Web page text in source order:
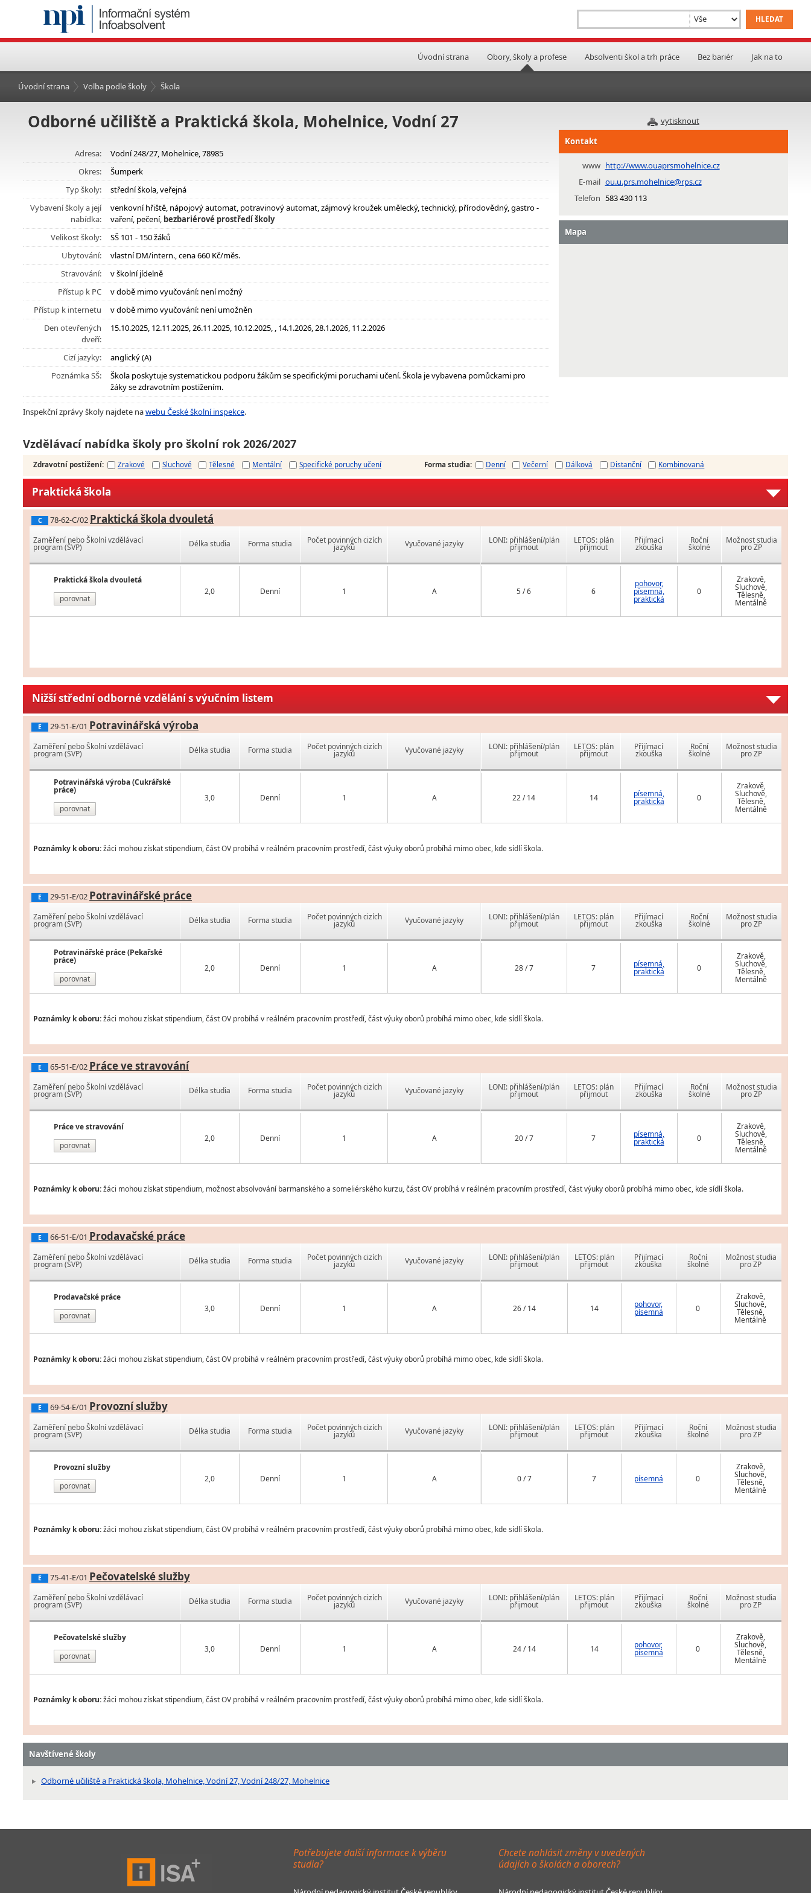
Úvodní strana Obory, školy a profese Absolventi škol a trh práce Bez bariér Jak na to
Úvodní strana Volba podle školy Škola
vytisknout
Odborné učiliště a Praktická škola, Mohelnice, Vodní 27
Adresa:
Vodní 248/27, Mohelnice, 78985
Okres:
Šumperk
Typ školy:
střední škola, veřejná
Vybavení školy a její
nabídka:
venkovní hřiště, nápojový automat, potravinový automat, zájmový kroužek umělecký, technický, přírodovědný, gastro -
vaření, pečení, bezbariérové prostředí školy
Velikost školy:
SŠ 101 - 150 žáků
Ubytování:
vlastní DM/intern., cena 660 Kč/měs.
Stravování:
v školní jídelně
Přístup k PC
v době mimo vyučování: není možný
Přístup k internetu
v době mimo vyučování: není umožněn
Den otevřených
dveří:
15.10.2025, 12.11.2025, 26.11.2025, 10.12.2025, , 14.1.2026, 28.1.2026, 11.2.2026
Cizí jazyky:
anglický (A)
Poznámka SŠ:
Škola poskytuje systematickou podporu žákům se specifickými poruchami učení. Škola je vybavena pomůckami pro
žáky se zdravotním postižením.
Inspekční zprávy školy najdete nawebu České školní inspekce.
Kontakt
www http://www.ouaprsmohelnice.cz
E-mail ou.u.prs.mohelnice@rps.cz
Telefon 583 430 113
Mapa
Vzdělávací nabídka školy pro školní rok 2026/2027
Zdravotní postižení: Zrakové Sluchové Tělesné Mentální Specifické poruchy učení Forma studia: Denní Večerní Dálková Distanční Kombinovaná
Praktická škola
C 78-62-C/02 Praktická škola dvouletá
Zaměření nebo Školní vzdělávací
program (ŠVP)
Praktická škola dvouletá
porovnat
Délka studia Forma studia Počet povinných cizích
jazyků Vyučované jazyky
2,0 Denní 1 A
LONI: přihlášení/plán
přijmout
LETOS: plán
přijmout
Přijímací
zkouška
Roční
školné
Možnost studia
pro ZP
5 / 6 6
pohovor,
písemná,
praktická
0
Zrakově,
Sluchově,
Tělesně,
Mentálně
Nižší střední odborné vzdělání s výučním listem
E 29-51-E/01 Potravinářská výroba
Zaměření nebo Školní vzdělávací
program (ŠVP)
Potravinářská výroba (Cukrářské
práce)
porovnat
Délka studia Forma studia Počet povinných cizích
jazyků Vyučované jazyky
3,0 Denní 1 A
LONI: přihlášení/plán
přijmout
LETOS: plán
přijmout
Přijímací
zkouška
Roční
školné
Možnost studia
pro ZP
22 / 14 14 písemná,
praktická 0
Zrakově,
Sluchově,
Tělesně,
Mentálně
Poznámky k oboru:žáci mohou získat stipendium, část OV probíhá v reálném pracovním prostředí, část výuky oborů probíhá mimo obec, kde sídlí škola.
E 29-51-E/02 Potravinářské práce
Zaměření nebo Školní vzdělávací
program (ŠVP)
Potravinářské práce (Pekařské
práce)
porovnat
Délka studia Forma studia Počet povinných cizích
jazyků Vyučované jazyky
2,0 Denní 1 A
LONI: přihlášení/plán
přijmout
LETOS: plán
přijmout
Přijímací
zkouška
Roční
školné
Možnost studia
pro ZP
28 / 7 7 písemná,
praktická 0
Zrakově,
Sluchově,
Tělesně,
Mentálně
Poznámky k oboru:žáci mohou získat stipendium, část OV probíhá v reálném pracovním prostředí, část výuky oborů probíhá mimo obec, kde sídlí škola.
E 65-51-E/02 Práce ve stravování
Zaměření nebo Školní vzdělávací
program (ŠVP)
Práce ve stravování
porovnat
Délka studia Forma studia Počet povinných cizích
jazyků Vyučované jazyky
2,0 Denní 1 A
LONI: přihlášení/plán
přijmout
LETOS: plán
přijmout
Přijímací
zkouška
Roční
školné
Možnost studia
pro ZP
20 / 7 7 písemná,
praktická 0
Zrakově,
Sluchově,
Tělesně,
Mentálně
Poznámky k oboru:žáci mohou získat stipendium, možnost absolvování barmanského a someliérského kurzu, část OV probíhá v reálném pracovním prostředí, část výuky oborů probíhá mimo obec, kde sídlí škola.
E 66-51-E/01 Prodavačské práce
Zaměření nebo Školní vzdělávací
program (ŠVP)
Prodavačské práce
porovnat
Délka studia Forma studia Počet povinných cizích
jazyků Vyučované jazyky
3,0 Denní 1 A
LONI: přihlášení/plán
přijmout
LETOS: plán
přijmout
Přijímací
zkouška
Roční
školné
Možnost studia
pro ZP
26 / 14 14 pohovor,
písemná 0
Zrakově,
Sluchově,
Tělesně,
Mentálně
Poznámky k oboru:žáci mohou získat stipendium, část OV probíhá v reálném pracovním prostředí, část výuky oborů probíhá mimo obec, kde sídlí škola.
E 69-54-E/01 Provozní služby
Zaměření nebo Školní vzdělávací
program (ŠVP)
Provozní služby
porovnat
Délka studia Forma studia Počet povinných cizích
jazyků Vyučované jazyky
2,0 Denní 1 A
LONI: přihlášení/plán
přijmout
LETOS: plán
přijmout
Přijímací
zkouška
Roční
školné
Možnost studia
pro ZP
0 / 7 7 písemná 0
Zrakově,
Sluchově,
Tělesně,
Mentálně
Poznámky k oboru:žáci mohou získat stipendium, část OV probíhá v reálném pracovním prostředí, část výuky oborů probíhá mimo obec, kde sídlí škola.
E 75-41-E/01 Pečovatelské služby
Zaměření nebo Školní vzdělávací
program (ŠVP)
Pečovatelské služby
porovnat
Délka studia Forma studia Počet povinných cizích
jazyků Vyučované jazyky
3,0 Denní 1 A
LONI: přihlášení/plán
přijmout
LETOS: plán
přijmout
Přijímací
zkouška
Roční
školné
Možnost studia
pro ZP
24 / 14 14 pohovor,
písemná 0
Zrakově,
Sluchově,
Tělesně,
Mentálně
Poznámky k oboru:žáci mohou získat stipendium, část OV probíhá v reálném pracovním prostředí, část výuky oborů probíhá mimo obec, kde sídlí škola.
Navštívené školy
Odborné učiliště a Praktická škola, Mohelnice, Vodní 27, Vodní 248/27, Mohelnice
Potřebujete další informace k výběru
studia?
Chcete nahlásit změny v uvedených
údajích o školách a oborech?